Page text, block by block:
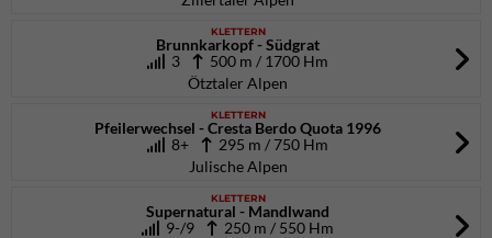
KLETTERN
Brunnkarkopf - Südgrat
3
500 m / 1700 Hm
Ötztaler Alpen
KLETTERN
Pfeilerwechsel - Cresta Berdo Quota 1996
8+
295 m / 750 Hm
Julische Alpen
KLETTERN
Supernatural - Mandlwand
9-/9
250 m / 550 Hm